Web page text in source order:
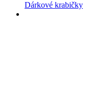
Dárkové krabičky